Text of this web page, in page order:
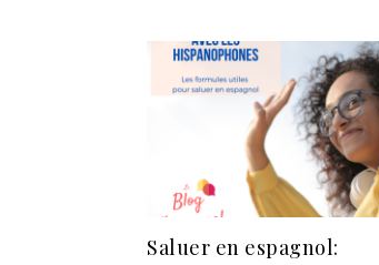
Saluer en espagnol: